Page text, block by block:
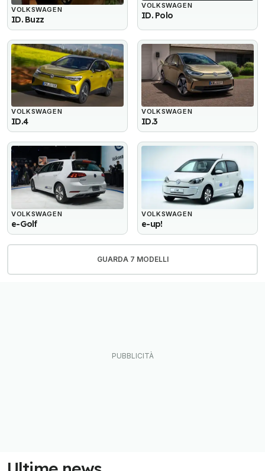
VOLKSWAGEN
ID. Buzz
VOLKSWAGEN
ID. Polo
VOLKSWAGEN
ID.4
VOLKSWAGEN
ID.3
VOLKSWAGEN
e-Golf
VOLKSWAGEN
e-up!
GUARDA 7 MODELLI